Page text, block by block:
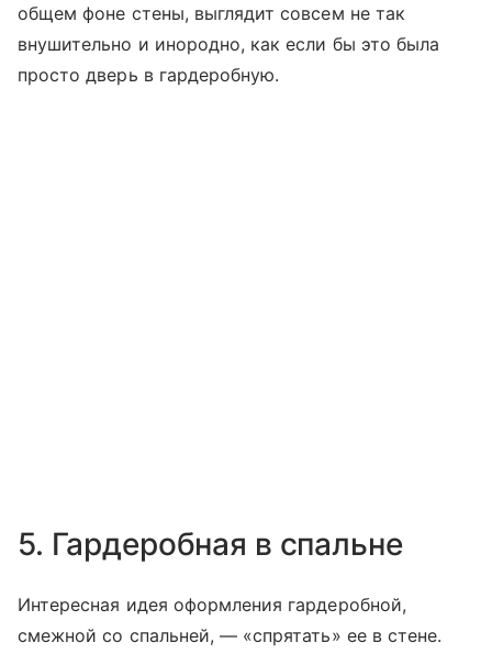
общем фоне стены, выглядит совсем не так
внушительно и инородно, как если бы это была
просто дверь в гардеробную.
5. Гардеробная в спальне
Интересная идея оформления гардеробной,
смежной со спальней, — «спрятать» ее в стене.